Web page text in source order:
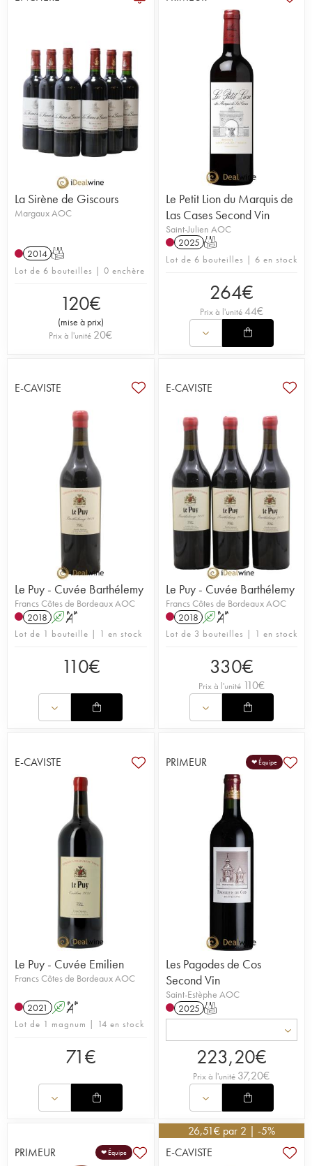
La Sirène de Giscours
Margaux AOC
2014 T
Lot de 6 bouteilles | 0 enchère
120€
(mise à prix)
Prix à l'unité 20€
Le Petit Lion du Marquis de
Las Cases Second Vin
Saint-Julien AOC
2025 T
Lot de 6 bouteilles | 6 en stock
264€
Prix à l'unité44€
E-CAVISTE
Le Puy - Cuvée Barthélemy
Francs Côtes de Bordeaux AOC
2018 A S
Lot de 1 bouteille | 1 en stock
110€
E-CAVISTE
Le Puy - Cuvée Barthélemy
Francs Côtes de Bordeaux AOC
2018 A S
Lot de 3 bouteilles | 1 en stock
330€
Prix à l'unité 110€
E-CAVISTE
Le Puy - Cuvée Emilien
Francs Côtes de Bordeaux AOC
2021 A S
Lot de 1 magnum | 14 en stock
71€
PRIMEUR ❤ Équipe
Les Pagodes de Cos
Second Vin
Saint-Estèphe AOC
2025 T
223,20€
Prix à l'unité 37,20€
PRIMEUR ❤ Équipe
26,51€ par 2 | -5%
E-CAVISTE